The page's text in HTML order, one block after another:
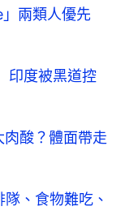
」兩類人優先
印度被黑道控
酸？體面帶走
、食物難吃、